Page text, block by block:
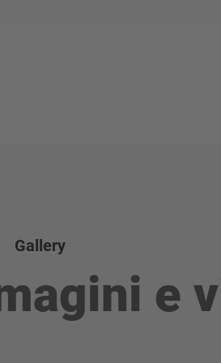
Gallery
e